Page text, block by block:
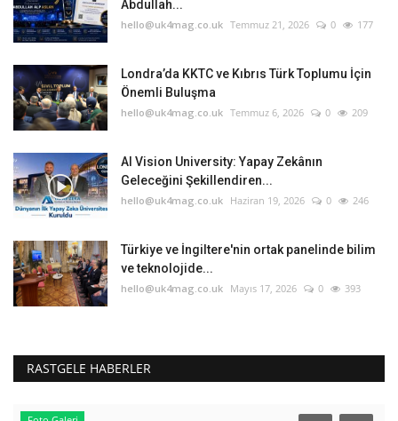
Abdullah...
hello@uk4mag.co.uk Temmuz 21, 2026 0 177
Londra’da KKTC ve Kıbrıs Türk Toplumu İçin
Önemli Buluşma
hello@uk4mag.co.uk Temmuz 6, 2026 0 209
AI Vision University: Yapay Zekânın
Geleceğini Şekillendiren...
hello@uk4mag.co.uk Haziran 19, 2026 0 246
Türkiye ve İngiltere'nin ortak panelinde bilim
ve teknolojide...
hello@uk4mag.co.uk Mayıs 17, 2026 0 393
RASTGELE HABERLER